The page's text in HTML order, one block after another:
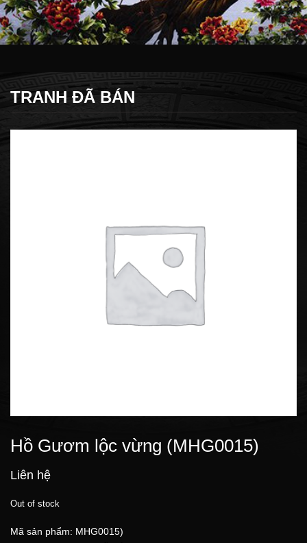
TRANH ĐÃ BÁN
Hồ Gươm lộc vừng (MHG0015)
Liên hệ
Out of stock
Mã sản phẩm: MHG0015)